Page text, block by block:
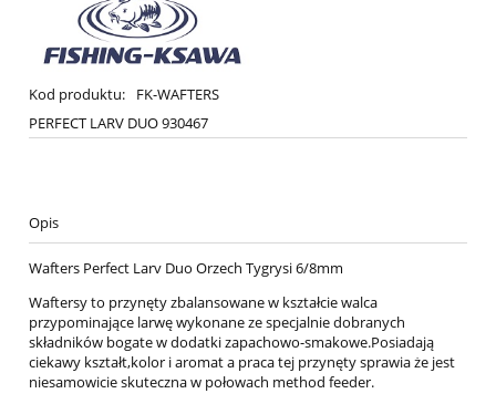
Kod produktu:
FK-WAFTERS
PERFECT LARV DUO 930467
Opis
Wafters Perfect Larv Duo Orzech Tygrysi 6/8mm
Waftersy to przynęty zbalansowane w kształcie walca
przypominające larwę wykonane ze specjalnie dobranych
składników bogate w dodatki zapachowo-smakowe.Posiadają
ciekawy kształt,kolor i aromat a praca tej przynęty sprawia że jest
niesamowicie skuteczna w połowach method feeder.